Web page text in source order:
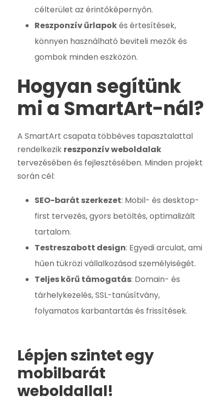
célterület az érintőképernyőn.
Reszponzív űrlapokés értesítések,
könnyen használható beviteli mezők és
gombok minden eszközön.
Hogyan segítünk
mi a SmartArt-nál?
A SmartArt csapata többéves tapasztalattal
rendelkezik reszponzív weboldalak
tervezésében és fejlesztésében. Minden projekt
során cél:
SEO-barát szerkezet: Mobil- és desktop-
first tervezés, gyors betöltés, optimalizált
tartalom.
Testreszabott design: Egyedi arculat, ami
hűen tükrözi vállalkozásod személyiségét.
Teljes körű támogatás: Domain- és
tárhelykezelés, SSL-tanúsítvány,
folyamatos karbantartás és frissítések.
Lépjen szintet egy
mobilbarát
weboldallal!